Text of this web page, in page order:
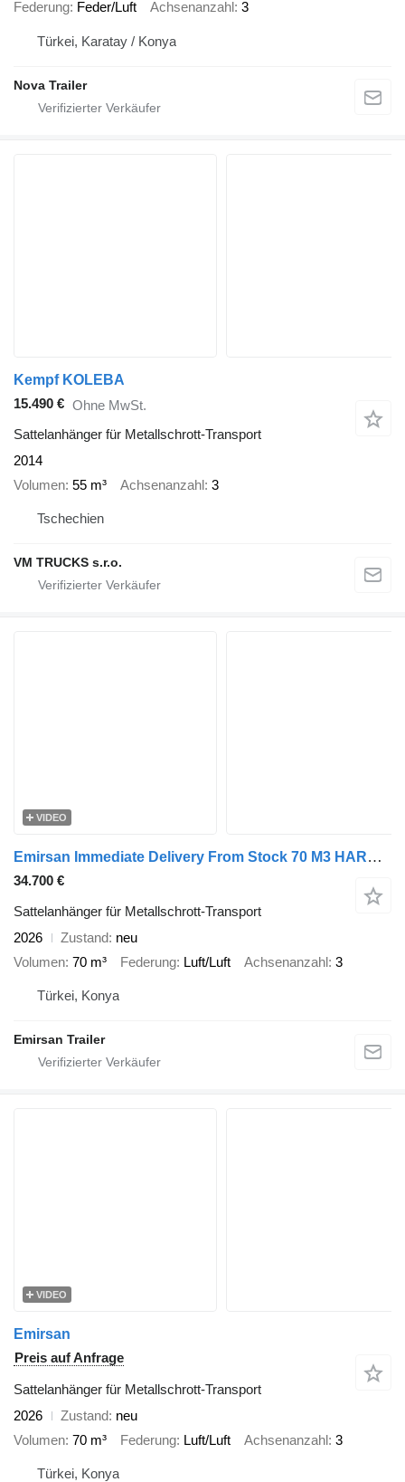
Federung Feder/Luft Achsenanzahl 3
Türkei, Karatay / Konya
Nova Trailer
Kempf KOLEBA
15.490 € Ohne MwSt.
Sattelanhänger für Metallschrott-Transport
2014
Volumen 55 m³ Achsenanzahl 3
Tschechien
VM TRUCKS s.r.o.
VIDEO
Emirsan Immediate Delivery From Stock 70 M3 HARDOX ACCORDION TIPPER
34.700 €
Sattelanhänger für Metallschrott-Transport
2026
Zustand neu
Volumen 70 m³ Federung Luft/Luft Achsenanzahl 3
Türkei, Konya
Emirsan Trailer
VIDEO
Emirsan
Preis auf Anfrage
Sattelanhänger für Metallschrott-Transport
2026
Zustand neu
Volumen 70 m³ Federung Luft/Luft Achsenanzahl 3
Türkei, Konya